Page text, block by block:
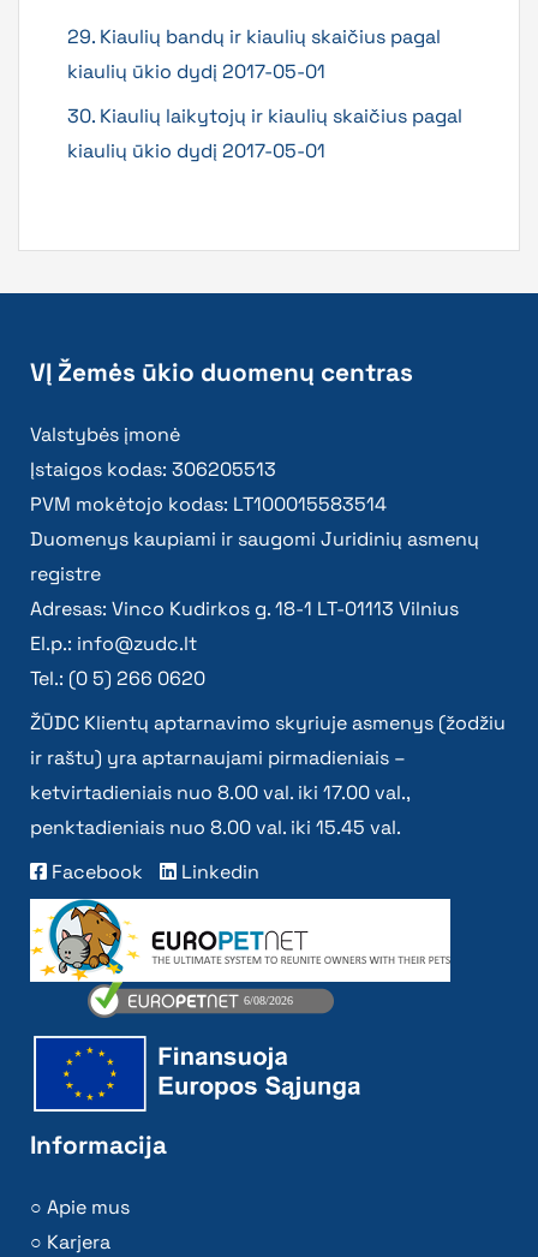
29. Kiaulių bandų ir kiaulių skaičius pagal
kiaulių ūkio dydį 2017-05-01
30. Kiaulių laikytojų ir kiaulių skaičius pagal
kiaulių ūkio dydį 2017-05-01
VĮ Žemės ūkio duomenų centras
Valstybės įmonė
Įstaigos kodas: 306205513
PVM mokėtojo kodas: LT100015583514
Duomenys kaupiami ir saugomi Juridinių asmenų
registre
Adresas: Vinco Kudirkos g. 18-1 LT-01113 Vilnius
El.p.: info@zudc.lt
Tel.: (0 5) 266 0620
ŽŪDC Klientų aptarnavimo skyriuje asmenys (žodžiu
ir raštu) yra aptarnaujami pirmadieniais –
ketvirtadieniais nuo 8.00 val. iki 17.00 val.,
penktadieniais nuo 8.00 val. iki 15.45 val.
Facebook
Linkedin
Informacija
Apie mus
Karjera